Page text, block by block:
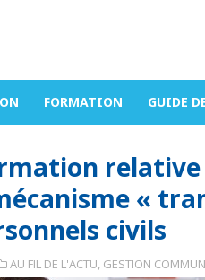
FORMATION GUIDE
«
civils
AU FIL DE L'ACTU, GESTION